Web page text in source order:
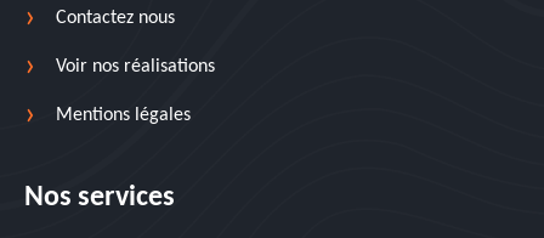
Contactez nous
Voir nos réalisations
Mentions légales
Nos services